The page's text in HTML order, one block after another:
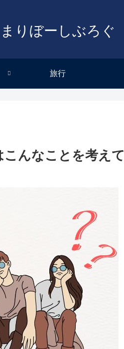
まりぼーしぶろぐ
旅行
んなことを考えて